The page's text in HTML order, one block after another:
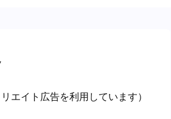
エイト広告を利用しています）